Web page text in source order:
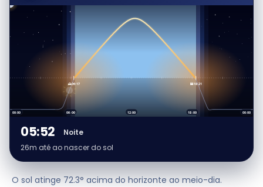
🌅 06:17 🌇 18:21
00:00 06:00 12:00 18:00 00:00
05:52
Noite
26m até ao nascer do sol
O sol atinge 72.3° acima do horizonte ao meio-dia.